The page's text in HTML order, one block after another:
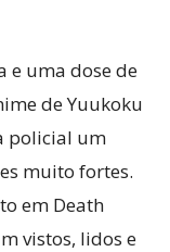
uma dose de
de Yuukoku
policial um
muito fortes.
em Death
vistos, lidos e